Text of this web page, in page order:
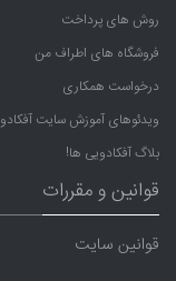
روش های پرداخت
فروشگاه های اطراف من
درخواست همکاری
ویدئوهای آموزش سایت آفکادو
بلاگ آفکادویی ها!
قوانین و مقررات
قوانین سایت